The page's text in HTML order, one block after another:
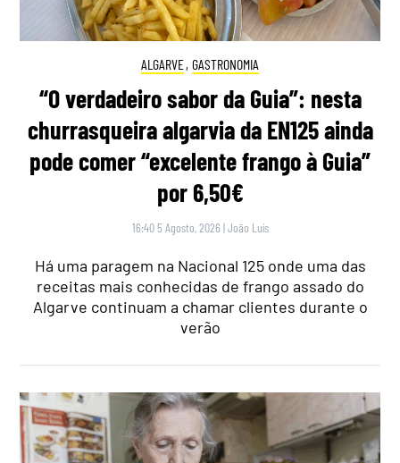
ALGARVE, GASTRONOMIA
“O verdadeiro sabor da Guia”: nesta
churrasqueira algarvia da EN125 ainda
pode comer “excelente frango à Guia”
por 6,50€
16:40 5 Agosto, 2026 |João Luís
Há uma paragem na Nacional 125 onde uma das
receitas mais conhecidas de frango assado do
Algarve continuam a chamar clientes durante o
verão